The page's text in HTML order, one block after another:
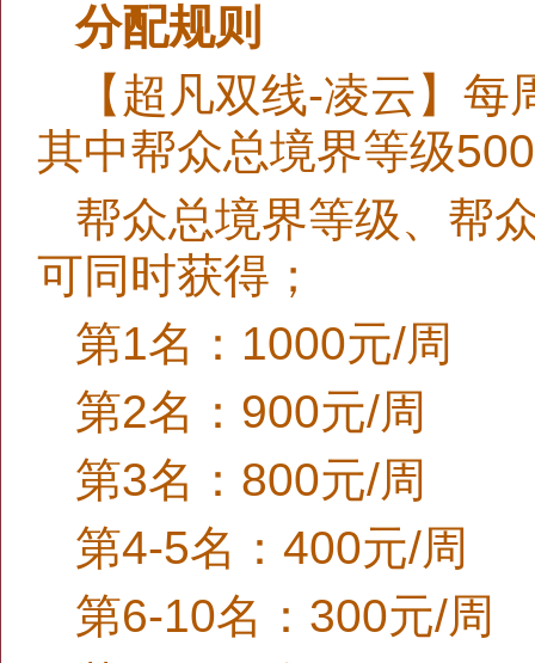
分配规则
【超凡双线-凌云】
其中帮众总境界等级
帮众总境界等级、帮
可同时获得；
第1名：1000元/周
第2名：900元/周
第3名：800元/周
第4-5名：400元/周
第6-10名：300元/周